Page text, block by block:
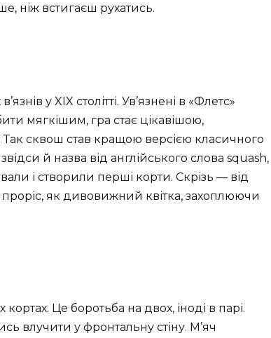
ніж встигаєш рухатись.
у XIX столітті. Ув’язнені в «Флетс»
мягкішим, гра стає цікавішою,
Так сквош став кращою версією класичного
й назва від англійського слова squash,
і створили перші корти. Скрізь — від
проріс, як дивовижний квітка, захоплюючи
Це боротьба на двох, іноді в парі.
влучити у фронтальну стіну. М’яч